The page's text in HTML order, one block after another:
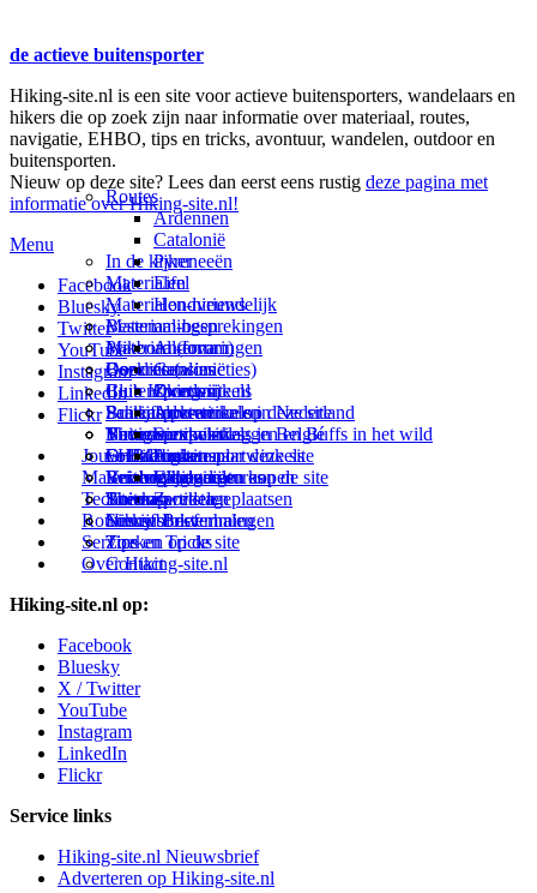
de actieve buitensporter
Hiking-site.nl is een site voor actieve buitensporters, wandelaars en
hikers die op zoek zijn naar informatie over materiaal, routes,
navigatie, EHBO, tips en tricks, avontuur, wandelen, outdoor en
buitensporten.
Nieuw op deze site? Lees dan eerst eens rustig deze pagina met
informatie over Hiking-site.nl!
Menu
Facebook
Bluesky
Twitter
YouTube
Instagram
LinkedIn
Flickr
Jouw Hiking-site.nl
Prikbord (forum)
Goodies (winacties)
Club Hiking-site.nl
Schrijfblok-artikelen
Virtuele exposities
Fotoalbums
Materialen: kiezen en kopen
In de kijker
Materialen
Materialen-nieuws
Materiaal-besprekingen
Materiaal-ervaringen
Boekrecensies
Buitensportwinkels
Buitensportwinkels in Nederland
Buitensportwinkels in Belgié
Online buitensportwinkels
Reisboekhandels
Technieken
Navigatie
EHBO
Verzorging
Thema-artikelen
Routes en Bestemmingen
Routes
Ardennen
Catalonië
Pyreneeën
Eifel
Hondvriendelijk
Bestemmingen
Andorra
Catalonië
Zweden
Paalkamperen
Thema-artikelen
Andorra
Catalonië
Zweden
Schrijfblokverhalen
Service
Buitensportvacatures
Buitensportstageplaatsen
Links
Tips en Tricks
Over Hiking-site.nl
Deze site
Over mij
Adverteren op deze site
Summit-vlaggen en Buffs in het wild
Linken naar deze site
Wijzigingen aan de site
Sitemap
Nieuwsbrief
Zoeken op de site
Contact
Hiking-site.nl op:
Facebook
Bluesky
X / Twitter
YouTube
Instagram
LinkedIn
Flickr
Service links
Hiking-site.nl Nieuwsbrief
Adverteren op Hiking-site.nl